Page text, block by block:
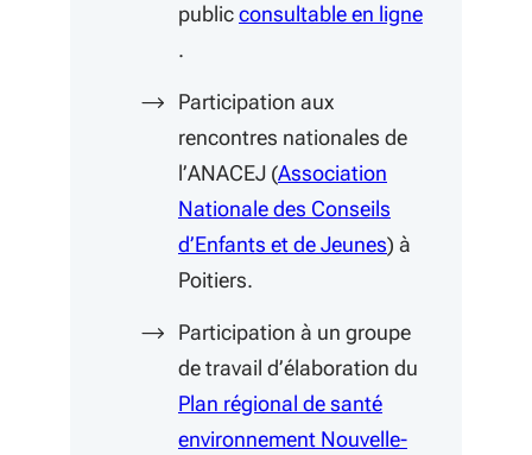
publicconsultable en ligne
.
Participation aux
rencontres nationales de
l’ANACEJ (Association
Nationale des Conseils
d’Enfants et de Jeunes(S'ouvre dans
) à
Poitiers.
Participation à un groupe
de travail d’élaboration du
Plan régional de santé
environnement Nouvelle-